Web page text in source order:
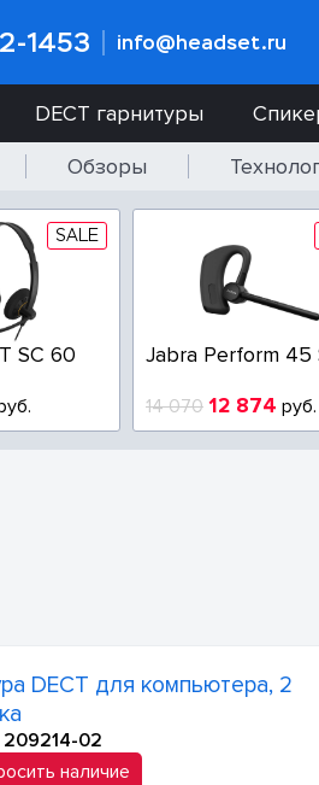
1453 info@headset.ru
DECT гарнитуры
Обзоры
SALE
SC 60
Jabra Perform 45
14 070 12 874 руб.
DECT для компьютера, 2
209214-02
наличие